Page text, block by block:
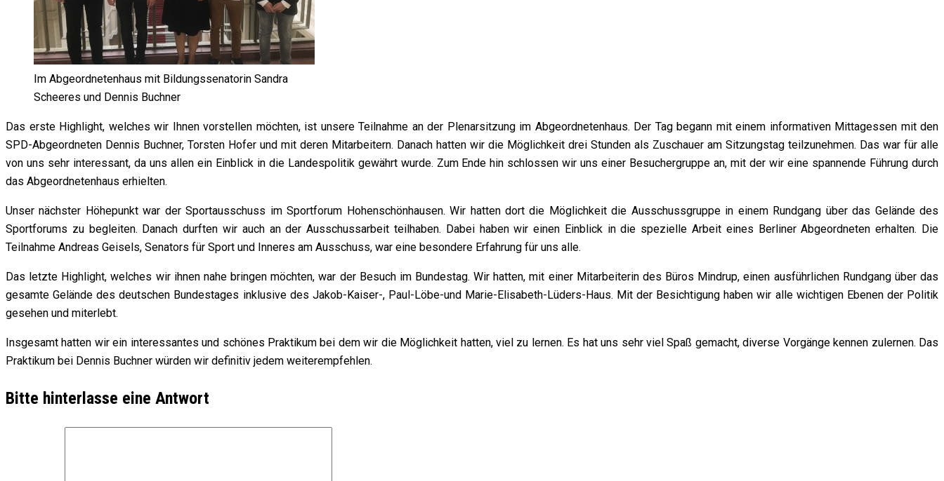
Im Abgeordnetenhaus mit Bildungssenatorin Sandra
Scheeres und Dennis Buchner
Das erste Highlight, welches wir Ihnen vorstellen möchten, ist unsere Teilnahme an der Plenarsitzung im Abgeordnetenhaus. Der Tag begann mit einem informativen Mittagessen mit den
SPD-Abgeordneten Dennis Buchner, Torsten Hofer und mit deren Mitarbeitern. Danach hatten wir die Möglichkeit drei Stunden als Zuschauer am Sitzungstag teilzunehmen. Das war für alle
von uns sehr interessant, da uns allen ein Einblick in die Landespolitik gewährt wurde. Zum Ende hin schlossen wir uns einer Besuchergruppe an, mit der wir eine spannende Führung durch
das Abgeordnetenhaus erhielten.
Unser nächster Höhepunkt war der Sportausschuss im Sportforum Hohenschönhausen. Wir hatten dort die Möglichkeit die Ausschussgruppe in einem Rundgang über das Gelände des
Sportforums zu begleiten. Danach durften wir auch an der Ausschussarbeit teilhaben. Dabei haben wir einen Einblick in die spezielle Arbeit eines Berliner Abgeordneten erhalten. Die
Teilnahme Andreas Geisels, Senators für Sport und Inneres am Ausschuss, war eine besondere Erfahrung für uns alle.
Das letzte Highlight, welches wir ihnen nahe bringen möchten, war der Besuch im Bundestag. Wir hatten, mit einer Mitarbeiterin des Büros Mindrup, einen ausführlichen Rundgang über das
gesamte Gelände des deutschen Bundestages inklusive des Jakob-Kaiser-, Paul-Löbe-und Marie-Elisabeth-Lüders-Haus. Mit der Besichtigung haben wir alle wichtigen Ebenen der Politik
gesehen und miterlebt.
Insgesamt hatten wir ein interessantes und schönes Praktikum bei dem wir die Möglichkeit hatten, viel zu lernen. Es hat uns sehr viel Spaß gemacht, diverse Vorgänge kennen zulernen. Das
Praktikum bei Dennis Buchner würden wir definitiv jedem weiterempfehlen.
Bitte hinterlasse eine Antwort